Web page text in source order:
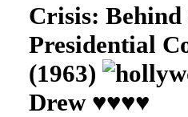
Crisis: Behind
Presidential
(1963)
Drew ♥♥♥♥